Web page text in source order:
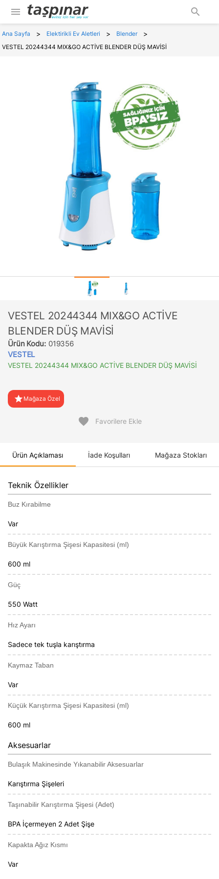
menu search
Ana Sayfa > Elektirikli Ev Aletleri > Blender >
VESTEL 20244344 MIX&GO ACTİVE BLENDER DÜŞ MAVİSİ
VESTEL 20244344 MIX&GO ACTİVE
BLENDER DÜŞ MAVİSİ
Ürün Kodu: 019356
VESTEL
VESTEL 20244344 MIX&GO ACTİVE BLENDER DÜŞ MAVİSİ
star Mağaza Özel
favorite Favorilere Ekle
Ürün Açıklaması İade Koşulları Mağaza Stokları
Teknik Özellikler
Buz Kırabilme
Var
Büyük Karıştırma Şişesi Kapasitesi (ml)
600 ml
Güç
550 Watt
Hız Ayarı
Sadece tek tuşla karıştırma
Kaymaz Taban
Var
Küçük Karıştırma Şişesi Kapasitesi (ml)
600 ml
Aksesuarlar
Bulaşık Makinesinde Yıkanabilir Aksesuarlar
Karıştırma Şişeleri
Taşınabilir Karıştırma Şişesi (Adet)
BPA İçermeyen 2 Adet Şişe
Kapakta Ağız Kısmı
Var